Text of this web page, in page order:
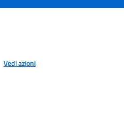
Vedi azioni